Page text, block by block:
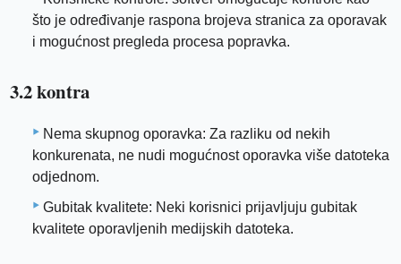
što je određivanje raspona brojeva stranica za oporavak
i mogućnost pregleda procesa popravka.
3.2 kontra
Nema skupnog oporavka: Za razliku od nekih
konkurenata, ne nudi mogućnost oporavka više datoteka
odjednom.
Gubitak kvalitete: Neki korisnici prijavljuju gubitak
kvalitete oporavljenih medijskih datoteka.